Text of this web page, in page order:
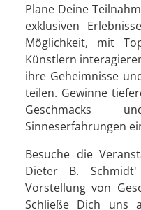
Plane Deine
exklusiven
Möglichkeit, mit
Künstlern
ihre Geheimnisse
teilen. Gewinne
Geschmacks
Sinneserfahrungen
Besuche die
Dieter B.
Vorstellung von
Schließe Dich uns